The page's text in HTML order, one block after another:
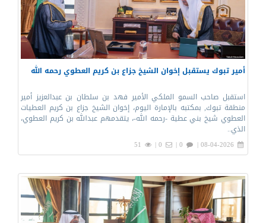
أمير تبوك يستقبل إخوان الشيخ جزاع بن كريم العطوي رحمه الله‏‎
استقبل صاحب السمو الملكي الأمير فهد بن سلطان بن عبدالعزيز أمير
منطقة تبوك, بمكتبه بالإمارة اليوم، إخوان الشيخ جزاع بن كريم العطيات
العطوي شيخ بني عطية -رحمه الله-، يتقدمهم عبدالله بن كريم العطوي،
الذي..
08-04-2026 |
0 |
0 |
51